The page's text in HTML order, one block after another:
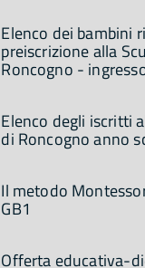
Elenco dei bambini
preiscrizione alla
Roncogno -
Elenco degli iscritti
di Roncogno anno
Il metodo
GB1
Offerta educativa-